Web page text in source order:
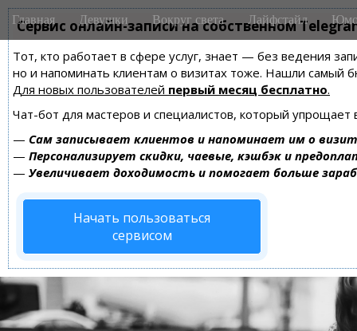
Сервис онлайн-записи на собственном
Тот, кто работает в сфере услуг, знает — без ведения
но и напоминать клиентам о визитах тоже. Нашли самый
Для новых пользователей первый месяц бесплатно.
Чат-бот для мастеров и специалистов, который упрощает
— Сам записывает клиентов и напоминает им о
— Персонализирует скидки, чаевые, кэшбэк и
— Увеличивает доходимость и помогает больше
Начать пользоваться
сервисом
M
a
n
m
e
n
u
i
Главная Девушки Вокруг света Лайфстайл